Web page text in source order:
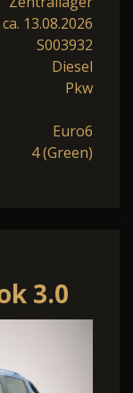
13.08.2026
S003932
Diesel
Pkw
Euro6
4 (Green)
3.0